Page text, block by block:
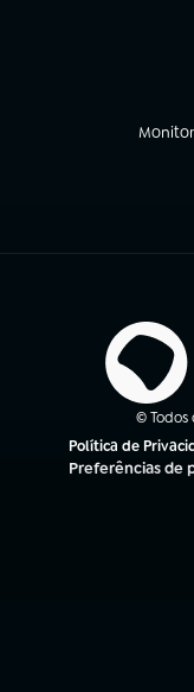
(abre
© Todos
Política de
(abre em nova aba)
Preferências de